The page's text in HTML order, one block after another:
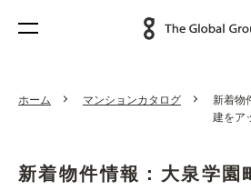
ホーム マンションカタログ
新着物
建をア
新着物件情報：大泉学園